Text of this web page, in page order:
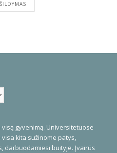
ŠILDYMAS
gyvenimą. Universitetuose
kita sužinome patys,
darbuodamiesi buityje. Įvairūs